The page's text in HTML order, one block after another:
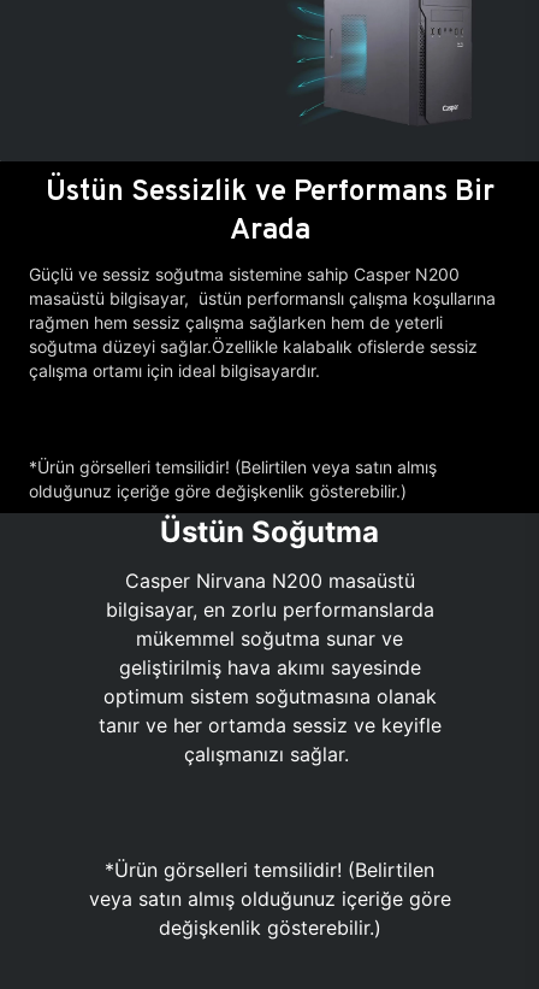
Üstün Sessizlik ve Performans Bir
Arada
Güçlü ve sessiz soğutma sistemine sahip Casper N200
masaüstü bilgisayar, üstün performanslı çalışma koşullarına
rağmen hem sessiz çalışma sağlarken hem de yeterli
soğutma düzeyi sağlar.Özellikle kalabalık ofislerde sessiz
çalışma ortamı için ideal bilgisayardır.
*Ürün görselleri temsilidir! (Belirtilen veya satın almış
olduğunuz içeriğe göre değişkenlik gösterebilir.)
Üstün Soğutma
Casper Nirvana N200 masaüstü
bilgisayar, en zorlu performanslarda
mükemmel soğutma sunar ve
geliştirilmiş hava akımı sayesinde
optimum sistem soğutmasına olanak
tanır ve her ortamda sessiz ve keyifle
çalışmanızı sağlar.
*Ürün görselleri temsilidir! (Belirtilen
veya satın almış olduğunuz içeriğe göre
değişkenlik gösterebilir.)